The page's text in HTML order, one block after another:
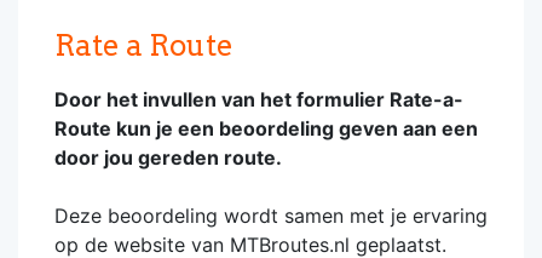
Rate a Route
Door het invullen van het formulier Rate-a-
Route kun je een beoordeling geven aan een
door jou gereden route.
Deze beoordeling wordt samen met je ervaring
op de website van MTBroutes.nl geplaatst.